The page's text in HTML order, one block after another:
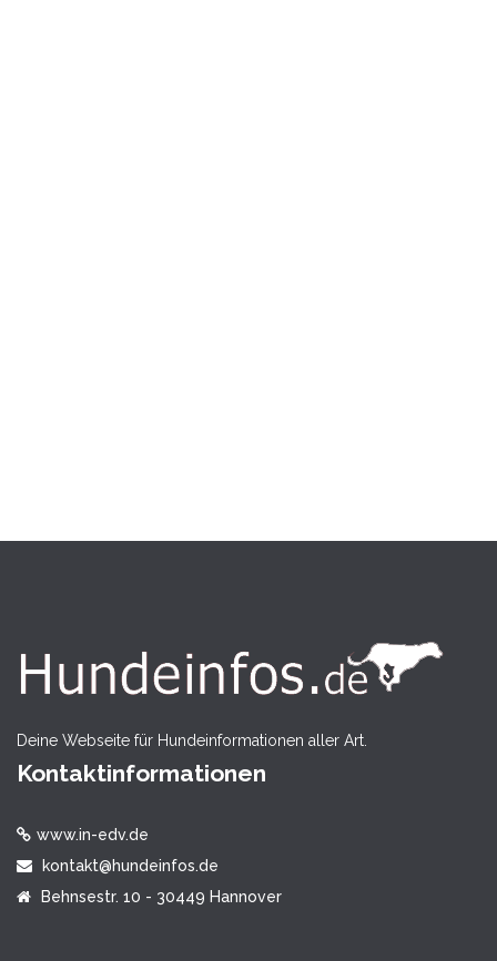
Deine Webseite für Hundeinformationen aller Art.
Kontaktinformationen
www.in-edv.de
kontakt@hundeinfos.de
Behnsestr. 10 - 30449 Hannover